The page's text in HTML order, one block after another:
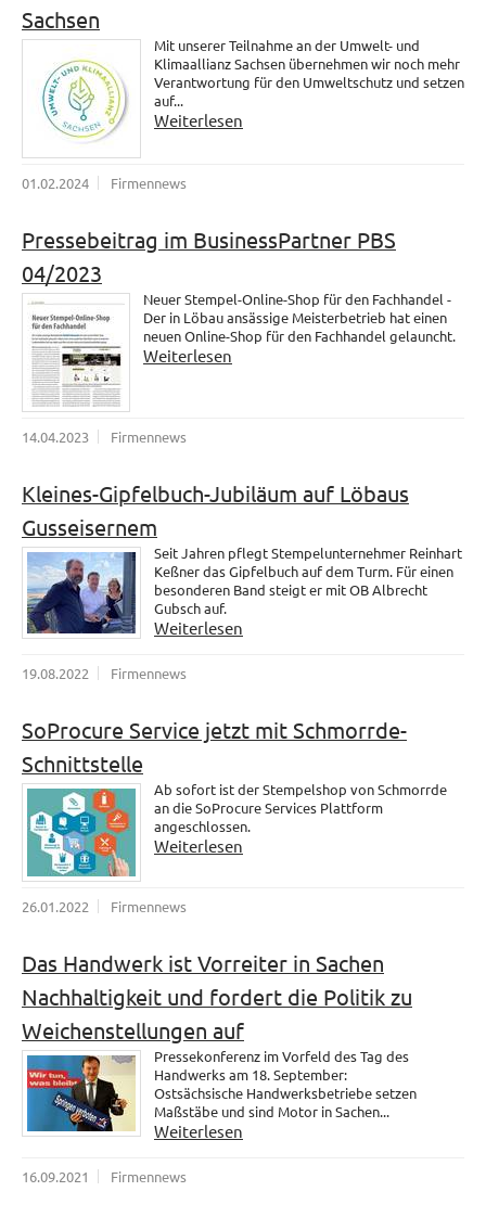
Sachsen
Mit unserer Teilnahme an der Umwelt- und
Klimaallianz Sachsen übernehmen wir noch mehr
Verantwortung für den Umweltschutz und setzen
auf...
Weiterlesen
01.02.2024 Firmennews
Pressebeitrag im BusinessPartner PBS
04/2023
Neuer Stempel-Online-Shop für den Fachhandel -
Der in Löbau ansässige Meisterbetrieb hat einen
neuen Online-Shop für den Fachhandel gelauncht.
Weiterlesen
14.04.2023 Firmennews
Kleines-Gipfelbuch-Jubiläum auf Löbaus
Gusseisernem
Seit Jahren pflegt Stempelunternehmer Reinhart
Keßner das Gipfelbuch auf dem Turm. Für einen
besonderen Band steigt er mit OB Albrecht
Gubsch auf.
Weiterlesen
19.08.2022 Firmennews
SoProcure Service jetzt mit Schmorrde-
Schnittstelle
Ab sofort ist der Stempelshop von Schmorrde
an die SoProcure Services Plattform
angeschlossen.
Weiterlesen
26.01.2022 Firmennews
Das Handwerk ist Vorreiter in Sachen
Nachhaltigkeit und fordert die Politik zu
Weichenstellungen auf
Pressekonferenz im Vorfeld des Tag des
Handwerks am 18. September:
Ostsächsische Handwerksbetriebe setzen
Maßstäbe und sind Motor in Sachen...
Weiterlesen
16.09.2021 Firmennews